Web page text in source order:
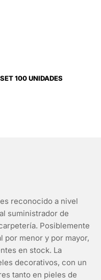
100 UNIDADES
reconocido a nivel
suministrador de
Posiblemente
por menor y por mayor,
en stock. La
decorativos, con un
tanto en pieles de